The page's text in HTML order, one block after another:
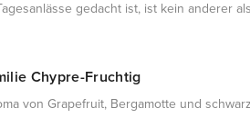
gedacht ist, ist kein anderer
Chypre-Fruchtig
von Grapefruit, Bergamotte und